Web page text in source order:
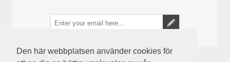
Den här webbplatsen använder cookies för